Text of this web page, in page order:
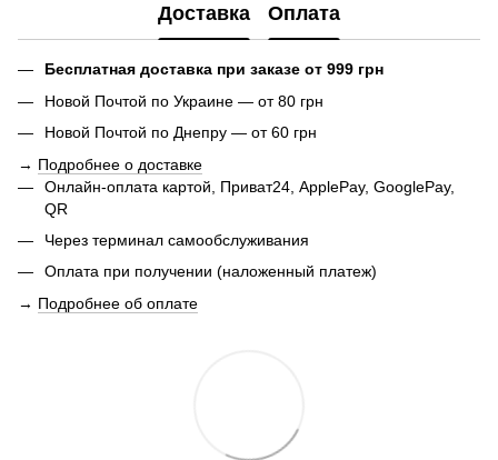
Доставка Оплата
Бесплатная доставка при заказе от 999 грн
Новой Почтой по Украине — от 80 грн
Новой Почтой по Днепру — от 60 грн
→ Подробнее о доставке
Онлайн-оплата картой, Приват24, ApplePay, GooglePay,
QR
Через терминал самообслуживания
Оплата при получении (наложенный платеж)
→ Подробнее об оплате